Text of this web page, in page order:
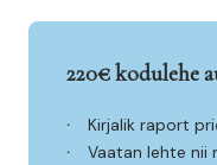
220€ kodulehe
Kirjalik raport
Vaatan lehte nii